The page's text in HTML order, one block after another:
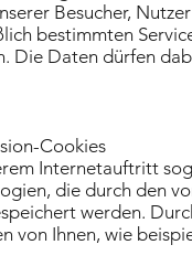
Besucher,
bestimmten
Die Daten dürfen
Cookies
Internetauftritt
die durch den
werden.
von Ihnen, wie